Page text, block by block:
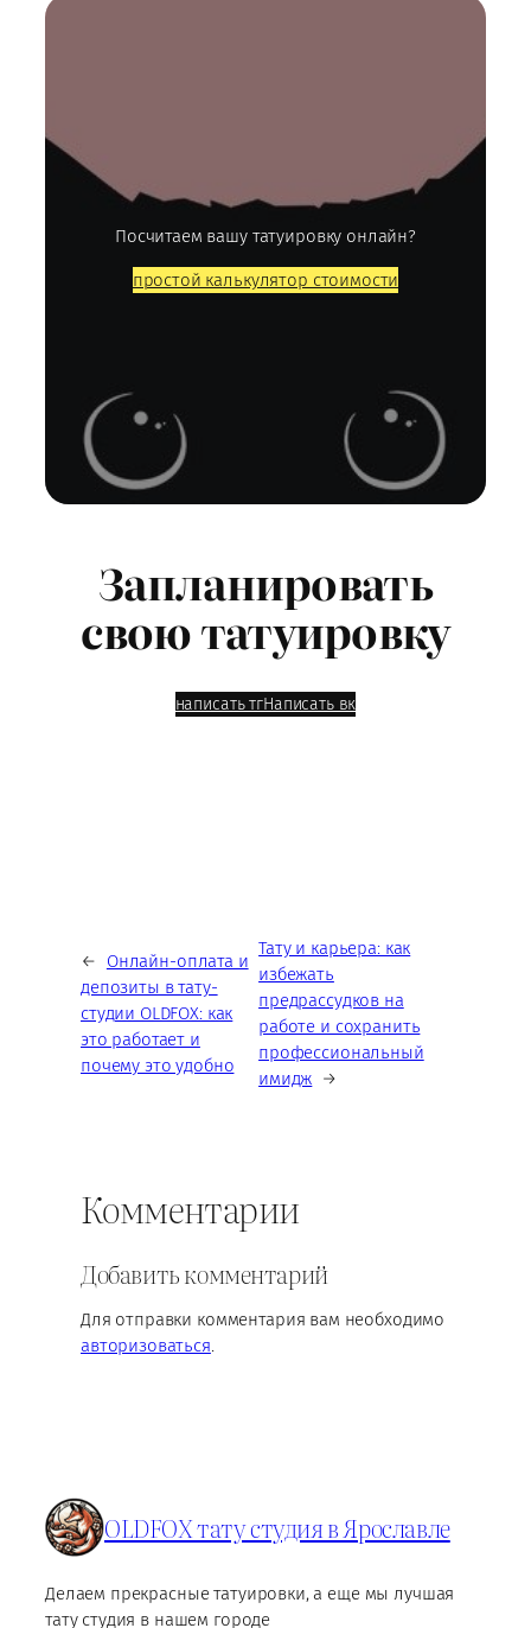
Посчитаем вашу татуировку онлайн?
простой калькулятор стоимости
Запланировать
свою татуировку
написать тгНаписать вк
←
Онлайн-оплата и
депозиты в тату-
студии OLDFOX: как
это работает и
почему это удобно
Тату и карьера: как
избежать
предрассудков на
работе и сохранить
профессиональный
имидж →
Комментарии
Добавить комментарий
Для отправки комментария вам необходимо
авторизоваться.
OLDFOX тату студия в Ярославле
Делаем прекрасные татуировки, а еще мы лучшая
тату студия в нашем городе